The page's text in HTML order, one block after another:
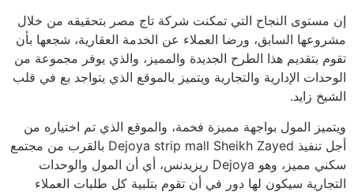
إن مستوى النجاح التي تمكنت شركة تاج مصر بتحقيقه من خلال
مشروعها السابق، ورضا العملاء عن الخدمة العقارية، شجعها بأن
تقوم بتقديم هذا الطرح الجديدة والمميز، والذي يوفر مجموعة من
الوحدات الإدارية والتجارية ويتميز بالموقع الذي يتواجد بع في قلب
الشيخ زايد.
ويتميز المول بواجهة مميزة فخمة، والموقع الذي تم اختياره من
أجل تنفيذ Dejoya strip mall Sheikh Zayed بالقرب من مجتمع
سكني مميز، وهو Dejoya ريزيدنس، أي أن المول والوحدات
التجارية سيكون لها دور في أن تقوم بتلبية كل طلبات العملاء